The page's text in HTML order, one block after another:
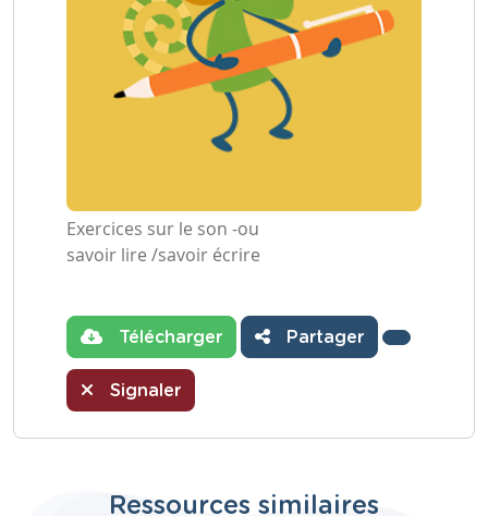
Exercices sur le son -ou
savoir lire /savoir écrire
Télécharger Partager
Signaler
Ressources similaires